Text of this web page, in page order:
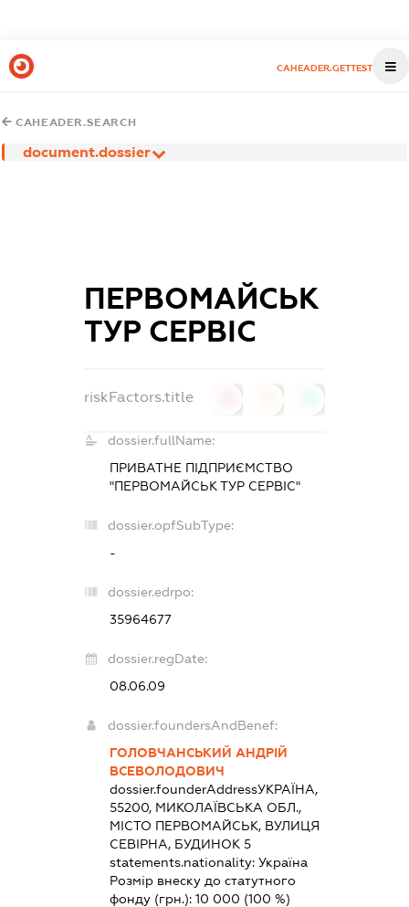
CAHEADER.GETTEST
CAHEADER.SEARCH
document.dossier
ПЕРВОМАЙСЬК
ТУР СЕРВІС
riskFactors.title
dossier.fullName:
ПРИВАТНЕ ПІДПРИЄМСТВО
"ПЕРВОМАЙСЬК ТУР СЕРВІС"
dossier.opfSubType:
-
dossier.edrpo:
35964677
dossier.regDate:
08.06.09
dossier.foundersAndBenef:
ГОЛОВЧАНСЬКИЙ АНДРІЙ
ВСЕВОЛОДОВИЧ
dossier.founderAddressУКРАЇНА,
55200, МИКОЛАЇВСЬКА ОБЛ.,
МІСТО ПЕРВОМАЙСЬК, ВУЛИЦЯ
СЕВІРНА, БУДИНОК 5
statements.nationality: Україна
Розмір внеску до статутного
фонду (грн.): 10 000 (100 %)